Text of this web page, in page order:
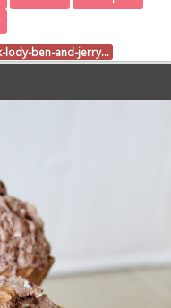
lody-ben-and-jerry…